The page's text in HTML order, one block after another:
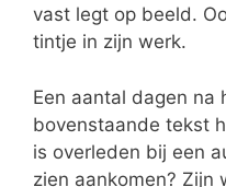
vast legt op beeld.
tintje in zijn werk.
Een aantal dagen na
bovenstaande tekst
is overleden bij een
zien aankomen? Zijn